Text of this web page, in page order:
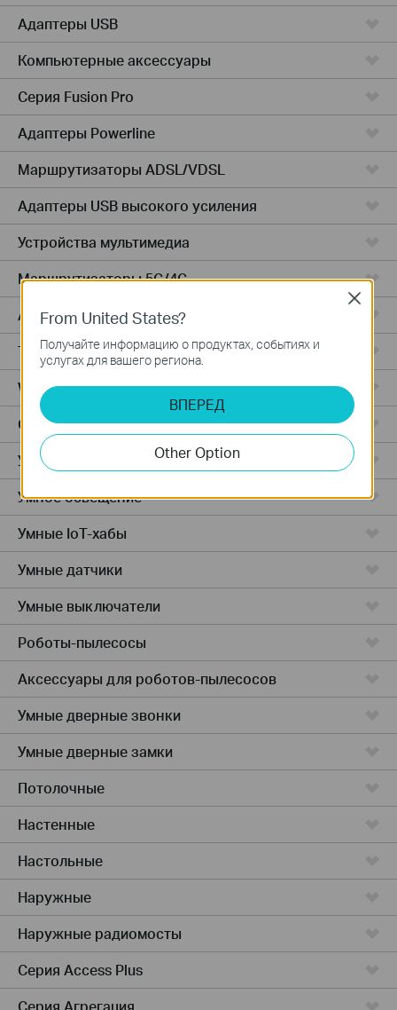
Адаптеры USB
Компьютерные аксессуары
Серия Fusion Pro
Адаптеры Powerline
Маршрутизаторы ADSL/VDSL
Адаптеры USB высокого усиления
Устройства мультимедиа
Маршрутизаторы 5G/4G
Адаптеры PCIe
Точки доступа
Wireless USB Adapters
Облачные камеры
Умные розетки
Умное освещение
Умные IoT-хабы
Умные датчики
Умные выключатели
Роботы-пылесосы
Аксессуары для роботов-пылесосов
Умные дверные звонки
Умные дверные замки
Потолочные
Настенные
Настольные
Наружные
Наружные радиомосты
Серия Access Plus
Серия Агрегация
From United States?
Получайте информацию о продуктах, событиях и
услугах для вашего региона.
ВПЕРЕД
Other Option
Close